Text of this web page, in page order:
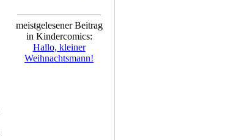
meistgelesener Beitrag
in Kindercomics:
Hallo, kleiner
Weihnachtsmann!